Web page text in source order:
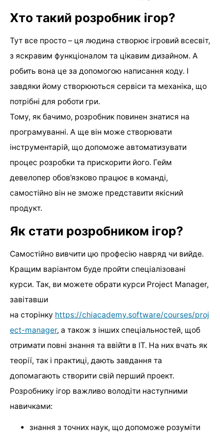
Хто такий розробник ігор?
Тут все просто – ця людина створює ігровий всесвіт,
з яскравим функціоналом та цікавим дизайном. А
робить вона це за допомогою написання коду. І
завдяки йому створюються сервіси та механіка, що
потрібні для роботи гри.
Тому, як бачимо, розробник повинен знатися на
програмуванні. А ще він може створювати
інструментарій, що допоможе автоматизувати
процес розробки та прискорити його. Гейм
девелопер обов’язково працює в команді,
самостійно він не зможе представити якісний
продукт.
Як стати розробником ігор?
Самостійно вивчити цю професію навряд чи вийде.
Кращим варіантом буде пройти спеціалізовані
курси. Так, ви можете обрати курси Project Manager,
завітавши
на сторінку https://chiacademy.software/courses/proj
ect-manager, а також з інших спеціальностей, щоб
отримати повні знання та ввійти в IT. На них вчать як
теорії, так і практиці, дають завдання та
допомагають створити свій перший проект.
Розробнику ігор важливо володіти наступними
навичками:
знання з точних наук, що допоможе розуміти